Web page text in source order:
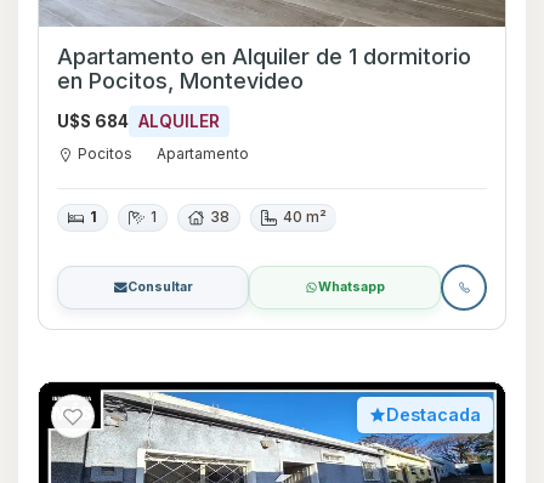
Apartamento en Alquiler de 1 dormitorio
en Pocitos, Montevideo
U$S 684 ALQUILER
Pocitos Apartamento
1 1 38 40 m²
Consultar Whatsapp
Destacada